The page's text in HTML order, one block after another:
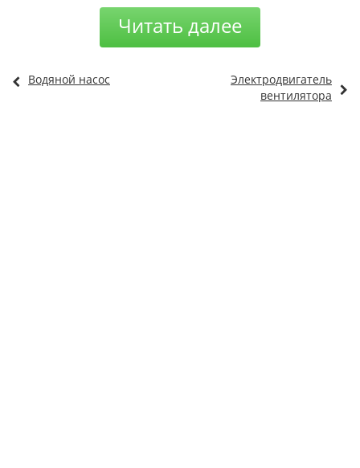
Читать далее
Водяной насос
Электродвигатель
вентилятора